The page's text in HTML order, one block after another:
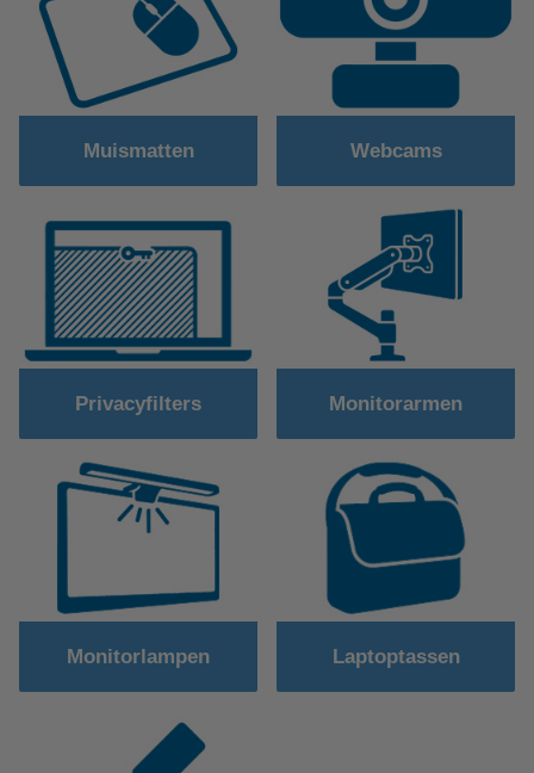
Muismatten Webcams
Privacyfilters Monitorarmen
Monitorlampen Laptoptassen